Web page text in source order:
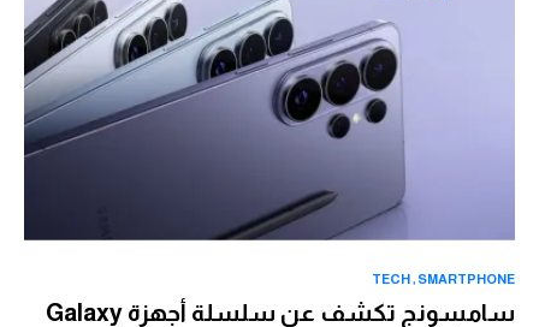
SMARTPHONE
TECH
سامسونج تكشف عن سلسلة أجهزة Galaxy